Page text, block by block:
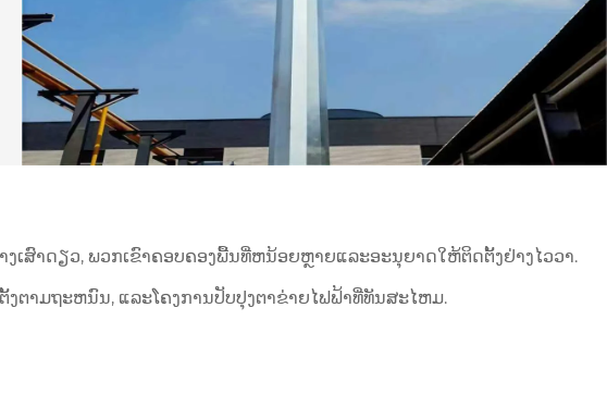
ເສົາດຽວ, ພວກເຂົາຄອບຄອງພື້ນທີ່ຫນ້ອຍຫຼາຍແລະອະນຸຍາດໃຫ້ຕິດຕັ້ງຢ່າງໄວວາ.
ຕາມຖະຫນົນ, ແລະໂຄງການປັບປຸງຕາຂ່າຍໄຟຟ້າທີ່ທັນສະໄຫມ.